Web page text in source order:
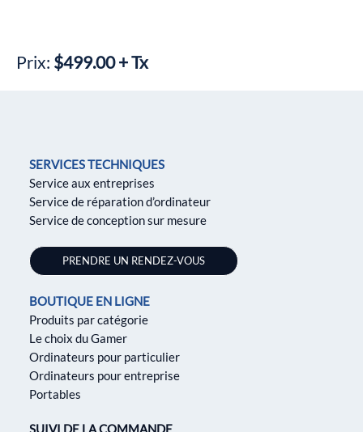
Prix: $499.00 + Tx
SERVICES TECHNIQUES
Service aux entreprises
Service de réparation d’ordinateur
Service de conception sur mesure
PRENDRE UN RENDEZ-VOUS
BOUTIQUE EN LIGNE
Produits par catégorie
Le choix du Gamer
Ordinateurs pour particulier
Ordinateurs pour entreprise
Portables
SUIVI DE LA COMMANDE